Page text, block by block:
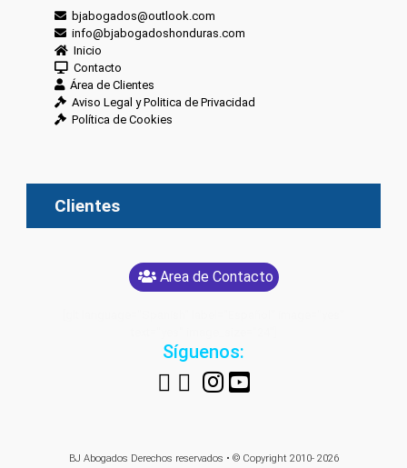
bjabogados@outlook.com
info@bjabogadoshonduras.com
Inicio
Contacto
Área de Clientes
Aviso Legal y Politica de Privacidad
Política de Cookies
Clientes
Area de Contacto
Síguenos:
BJ Abogados Derechos reservados • © Copyright 2010- 2026